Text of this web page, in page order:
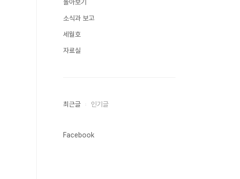
돌아보기
소식과 보고
세월호
자료실
최근글 인기글
Facebook